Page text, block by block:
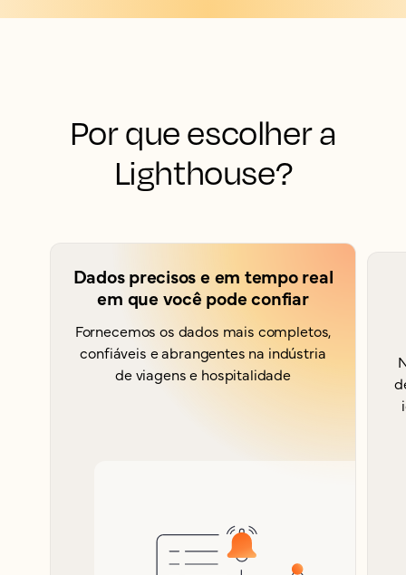
Por que escolher a
Lighthouse?
Dados precisos e em tempo real
em que você pode confiar
Fornecemos os dados mais completos,
confiáveis e abrangentes na indústria
de viagens e hospitalidade